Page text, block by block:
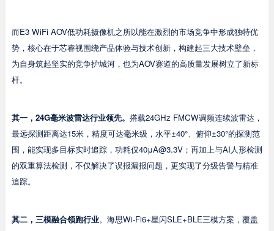
而E3 WiFi AOV低功耗摄像机之所以能在激烈的市场竞争中形成独特优
势，核心在于芯睿视围绕产品体验与技术创新，构建起三大技术壁垒，
为自身筑起坚实的竞争护城河，也为AOV赛道的高质量发展树立了新标
杆。
其一， 24G毫米波雷达行业领先。 搭载24GHz FMCW调频连续波雷达，
最远探测距离达15米，精度可达毫米级，水平±40°、俯仰±30°的探测范
围，能实现多目标实时追踪，功耗仅40μA@3.3V；再加上与AI人形检测
的双重算法检测，不仅解决了误报漏报问题，更实现了分级告警与精准
追踪。
其二，三模融合领跑行业。海思Wi-Fi6+星闪SLE+BLE三模方案，覆盖